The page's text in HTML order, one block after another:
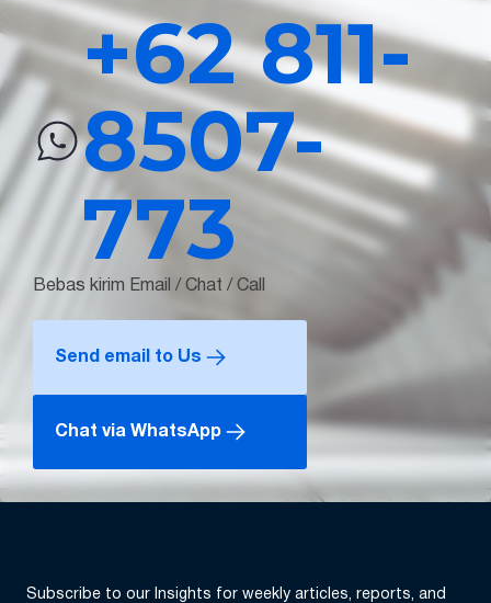
+62 811-
8507-
773
Bebas kirim Email / Chat / Call
Send email to Us
Chat via WhatsApp
Subscribe to our Insights for weekly articles, reports, and